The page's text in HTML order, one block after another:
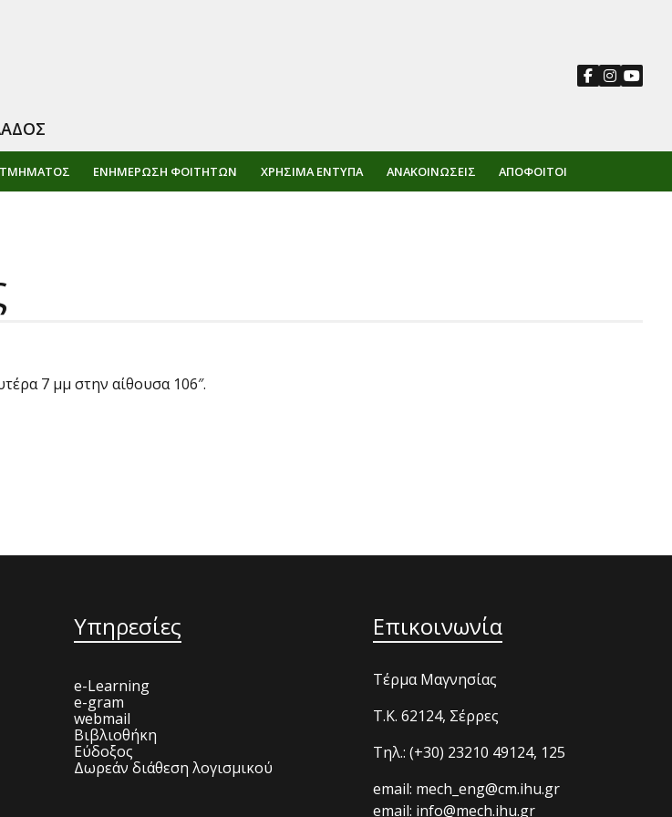
ΤΜΗΜΑΤΟΣ ΕΝΗΜΈΡΩΣΗ ΦΟΙΤΗΤΏΝ ΧΡΉΣΙΜΑ ΈΝΤΥΠΑ ΑΝΑΚΟΙΝΏΣΕΙΣ ΑΠΌΦΟΙΤΟΙ
7 μμ στην αίθουσα 106″.
Υπηρεσίες
e-Learning
e-gram
webmail
Βιβλιοθήκη
Εύδοξος
Δωρεάν διάθεση λογισμικού
Επικοινωνία
Τέρμα Μαγνησίας
T.K. 62124, Σέρρες
Τηλ.: (+30) 23210 49124, 125
email: mech_eng@cm.ihu.gr
email: info@mech.ihu.gr